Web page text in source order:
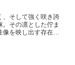
、そして強く咲き誇
。その凛とした佇ま
を映し出す存在感